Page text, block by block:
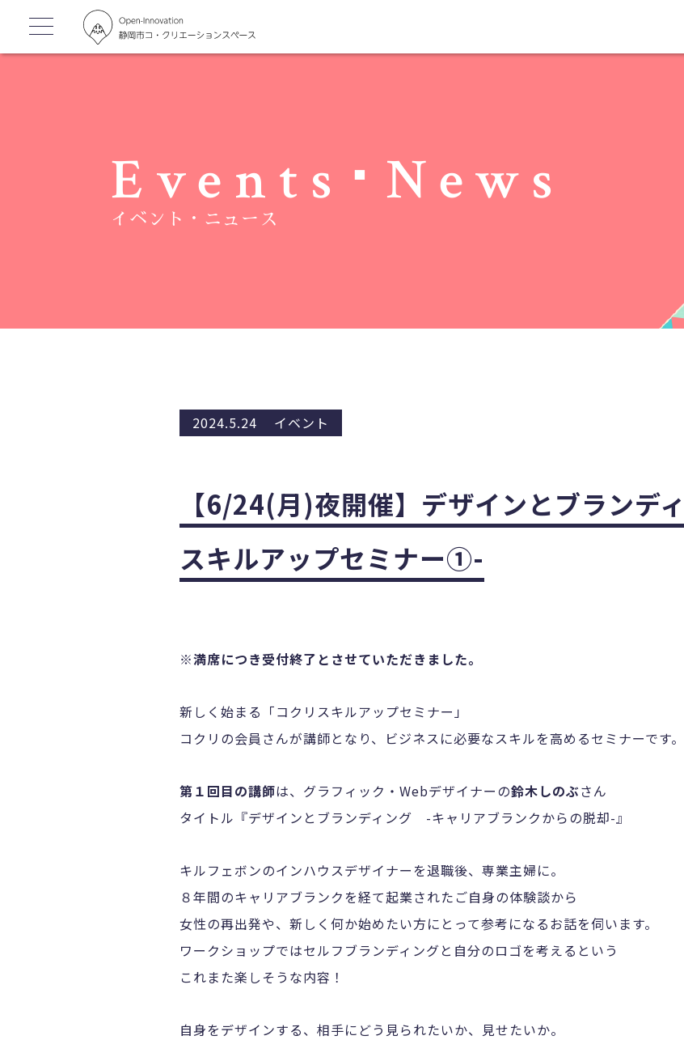
Events･News
イベント・ニュース
2024.5.24 イベント
【6/24(月)夜開催】デザインとブランデ
スキルアップセミナー①-
※満席につき受付終了とさせていただきました。
新しく始まる「コクリスキルアップセミナー」
コクリの会員さんが講師となり、ビジネスに必要なスキルを高めるセミナーです。
第１回目の講師は、グラフィック・Webデザイナーの鈴木しのぶさん
タイトル『デザインとブランディング -キャリアブランクからの脱却-』
キルフェボンのインハウスデザイナーを退職後、専業主婦に。
８年間のキャリアブランクを経て起業されたご自身の体験談から
女性の再出発や、新しく何か始めたい方にとって参考になるお話を伺います。
ワークショップではセルフブランディングと自分のロゴを考えるという
これまた楽しそうな内容！
自身をデザインする、相手にどう見られたいか、見せたいか。